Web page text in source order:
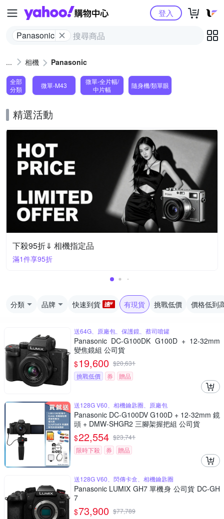
Yahoo購物中心
Panasonic
登入
相機 Panasonic
全部
分類
微單-M43
微單-全片幅/
中片幅
隨身機/類單眼
精選活動
下殺95折⇓ 相機指定品
滿1件享95折
分類 品牌 快速到貨 有現貨 挑戰低價 價格低到
送64G、原廠包、保護鏡、蔡司噴罐
Panasonic DC-G100DK G100D + 12-32mm
變焦鏡組 公司貨
$19,600 $20,631
挑戰低價
券 贈品
送128G V60、相機鑰匙圈、原廠包
Panasonic DC-G100DV G100D + 12-32mm 鏡
頭 + DMW-SHGR2 三腳架握把組 公司貨
$22,554 $23,741
限時下殺
券 贈品
送128G V60、閃傳卡盒、相機鑰匙圈
Panasonic LUMIX GH7 單機身 公司貨 DC-GH
7
$73,900 $77,789